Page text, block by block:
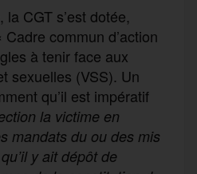
CGT s’est dotée,
Cadre commun d’action
à tenir face aux
sexuelles (VSS). Un
qu’il est impératif
la victime en
mandats du ou des mis
qu’il y ait dépôt de